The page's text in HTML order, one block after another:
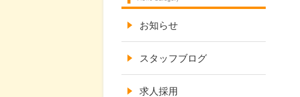
お知らせ
スタッフブログ
求人採用